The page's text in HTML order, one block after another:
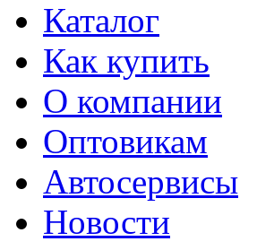
Каталог
Как купить
О компании
Оптовикам
Автосервисы
Новости